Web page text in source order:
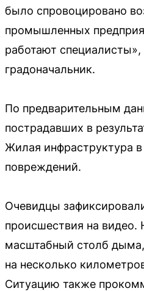
было спровоцировано
промышленных
работают
градоначальник.
По предварительным
пострадавших в
Жилая инфраструктура
повреждений.
Очевидцы
происшествия на видео.
масштабный столб
на несколько
Ситуацию также